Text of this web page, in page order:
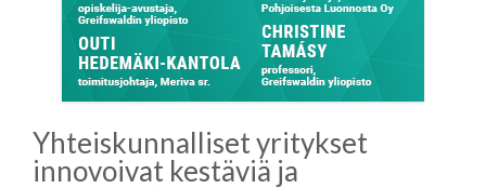
Yhteiskunnalliset yritykset
innovoivat kestäviä ja